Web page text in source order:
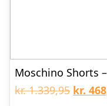
kr.1.339,95 Den
kr.